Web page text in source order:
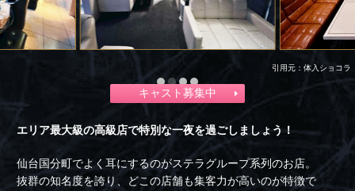
引用元：体入ショコラ
キャスト募集中
エリア最大級の高級店で特別な一夜を過ごしましょう！
仙台国分町でよく耳にするのがステラグループ系列のお店。
抜群の知名度を誇り、どこの店舗も集客力が高いのが特徴で